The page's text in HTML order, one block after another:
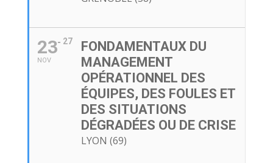
23
NOV
27
FONDAMENTAUX DU
MANAGEMENT
OPÉRATIONNEL DES
ÉQUIPES, DES FOULES ET
DES SITUATIONS
DÉGRADÉES OU DE CRISE
LYON (69)